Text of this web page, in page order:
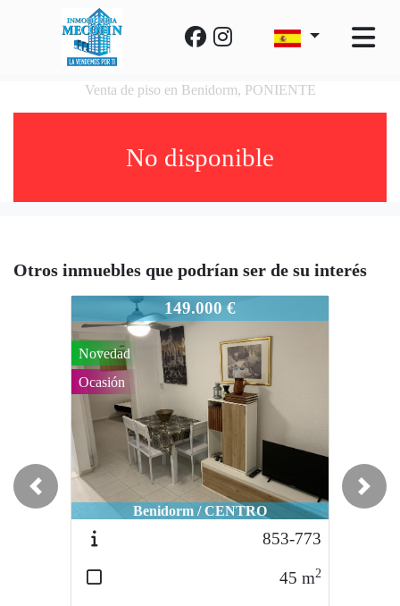
Venta de piso en Benidorm, PONIENTE
No disponible
Otros inmuebles que podrían ser de su interés
835-755
149.000 €
Benidorm / CENTRO
Novedad
Ocasión
853-773
45 m2
Previous Next